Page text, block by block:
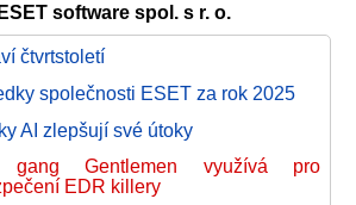
software spol. s r. o.
čtvrtstoletí
společnosti ESET za rok 2025
AI zlepšují své útoky
gang Gentlemen využívá pro
EDR killery